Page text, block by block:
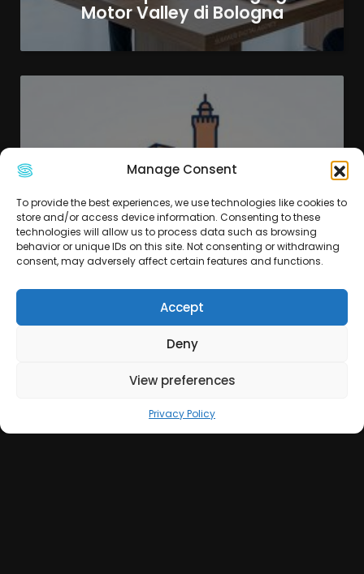
Manage Consent
To provide the best experiences, we use technologies like cookies to
store and/or access device information. Consenting to these
technologies will allow us to process data such as browsing
behavior or unique IDs on this site. Not consenting or withdrawing
consent, may adversely affect certain features and functions.
Accept
Deny
View preferences
Privacy Policy
Motor Valley di Bologna
Guida ai Bandi Digitali 2026:
Come le Aziende di Bologna
Possono Crescere con l’AI e i
Fondi Regionali